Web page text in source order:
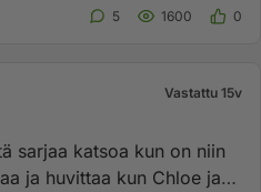
5 1600 0
Vastattu 15v
sarjaa katsoa kun on niin
ja huvittaa kun Chloe ja